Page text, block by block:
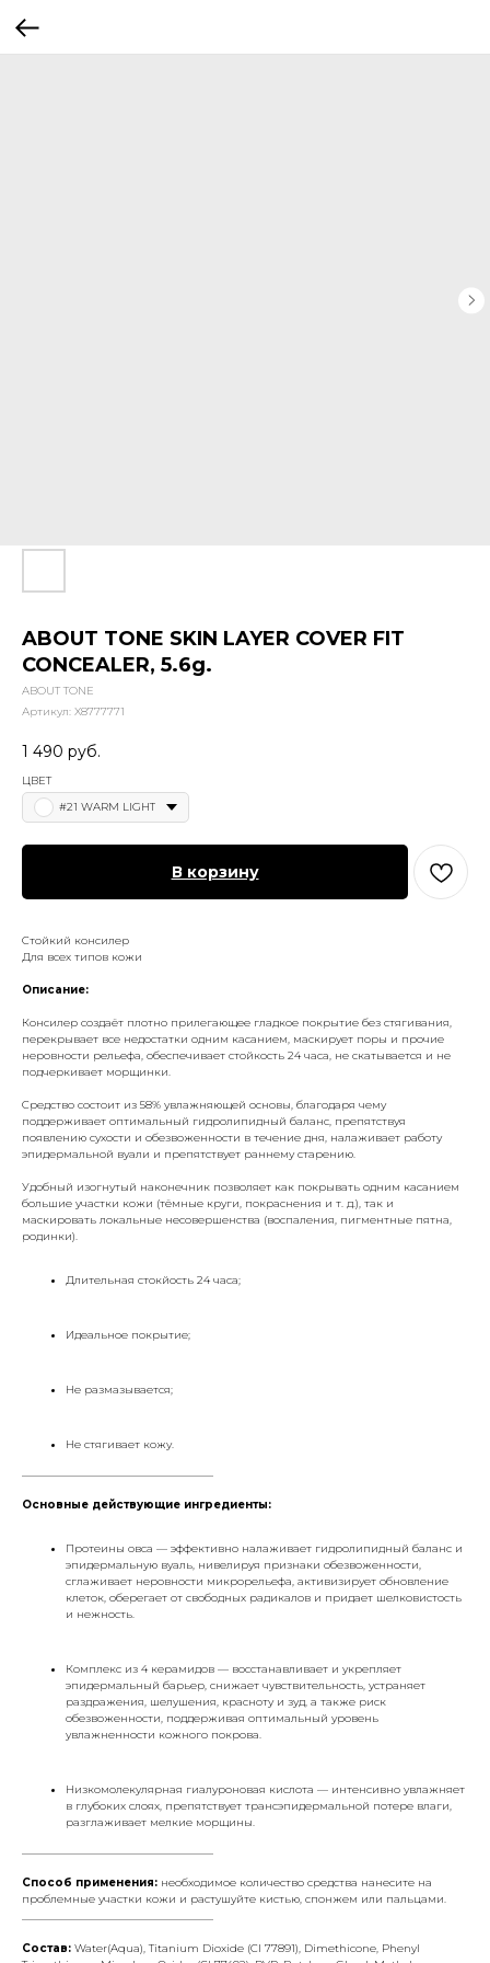
ABOUT TONE SKIN LAYER COVER FIT
CONCEALER, 5.6g.
ABOUT TONE
Артикул: X8777771
1 490 руб.
ЦВЕТ
#21 WARM LIGHT
В корзину
Стойкий консилер
Для всех типов кожи
Описание:
Консилер создаёт плотно прилегающее гладкое покрытие без стягивания,
перекрывает все недостатки одним касанием, маскирует поры и прочие
неровности рельефа, обеспечивает стойкость 24 часа, не скатывается и не
подчеркивает морщинки.
Средство состоит из 58% увлажняющей основы, благодаря чему
поддерживает оптимальный гидролипидный баланс, препятствуя
появлению сухости и обезвоженности в течение дня, налаживает работу
эпидермальной вуали и препятствует раннему старению.
Удобный изогнутый наконечник позволяет как покрывать одним касанием
большие участки кожи (тёмные круги, покраснения и т. д.), так и
маскировать локальные несовершенства (воспаления, пигментные пятна,
родинки).
Длительная стокйость 24 часа;
Идеальное покрытие;
Не размазывается;
Не стягивает кожу.
Основные действующие ингредиенты:
Протеины овса — эффективно налаживает гидролипидный баланс и
эпидермальную вуаль, нивелируя признаки обезвоженности,
сглаживает неровности микрорельефа, активизирует обновление
клеток, оберегает от свободных радикалов и придает шелковистость
и нежность.
Комплекс из 4 керамидов — восстанавливает и укрепляет
эпидермальный барьер, снижает чувствительность, устраняет
раздражения, шелушения, красноту и зуд, а также риск
обезвоженности, поддерживая оптимальный уровень
увлажненности кожного покрова.
Низкомолекулярная гиалуроновая кислота — интенсивно увлажняет
в глубоких слоях, препятствует трансэпидермальной потере влаги,
разглаживает мелкие морщины.
Способ применения: необходимое количество средства нанесите на
проблемные участки кожи и растушуйте кистью, спонжем или пальцами.
Состав: Water(Aqua), Titanium Dioxide (CI 77891), Dimethicone, Phenyl